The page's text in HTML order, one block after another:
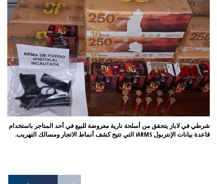
شرطي في لاباز يتحقق من أسلحة نارية معروضة للبيع في أحد المتاجر باستخدام
قاعدة بيانات الإنتربول iARMS التي تتيح كشف أنماط الاتجار ومسالك التهريب.